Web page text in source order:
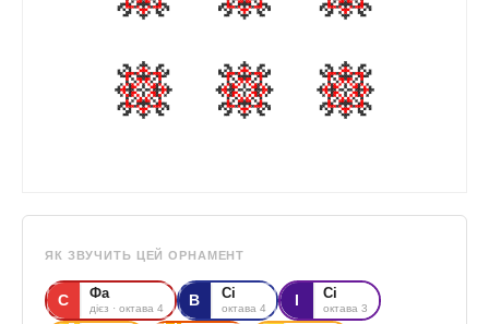
ЯК ЗВУЧИТЬ ЦЕЙ ОРНАМЕНТ
С Фа
дієз · октава 4 В Сі
октава 4 І Сі
октава 3